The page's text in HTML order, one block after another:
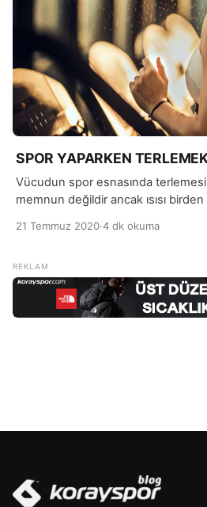
SPOR YAPARKEN
Vücudun spor esnasında
memnun değildir ancak ısısı
aslında terlemek oldukça
21 Temmuz 2020·4 dk okuma